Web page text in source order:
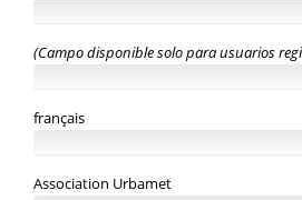
(Campo disponible solo para usuarios
français
Association Urbamet